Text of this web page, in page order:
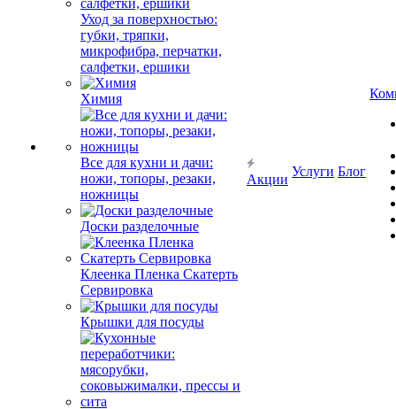
Уход за поверхностью:
губки, тряпки,
микрофибра, перчатки,
салфетки, ершики
Химия
Все для кухни и дачи:
ножи, топоры, резаки,
ножницы
Доски разделочные
Клеенка Пленка Скатерть
Сервировка
Крышки для посуды
Акции
Услуги Блог